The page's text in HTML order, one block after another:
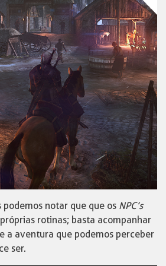
podemos notar que que os NPC’s
rotinas; basta acompanhar
a aventura que podemos perceber
ser.